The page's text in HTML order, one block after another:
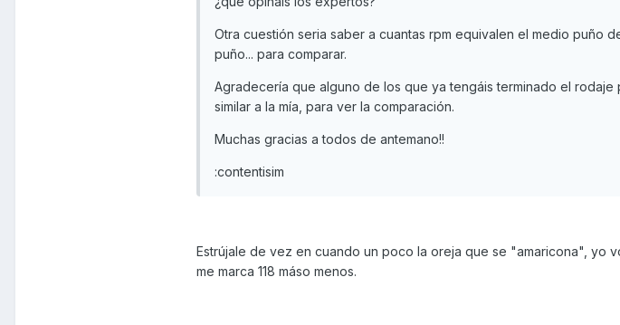
Otra cuestión seria saber a cuantas rpm equivalen el medio puño
puño... para comparar.
Agradecería que alguno de los que ya tengáis terminado el
similar a la mía, para ver la comparación.
Muchas gracias a todos de antemano!!
:contentisim
Estrújale de vez en cuando un poco la oreja que se "amaricona", yo
me marca 118 máso menos.